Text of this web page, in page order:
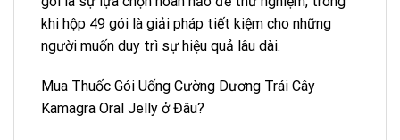
khi hộp 49 gói là giải pháp tiết kiệm cho những
người muốn duy trì sự hiệu quả lâu dài.
Mua Thuốc Gói Uống Cường Dương Trái Cây
Kamagra Oral Jelly ở Đâu?